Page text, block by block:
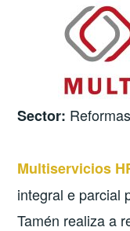
Sector:
Multiservicios
integral e parcial
Tamén realiza a